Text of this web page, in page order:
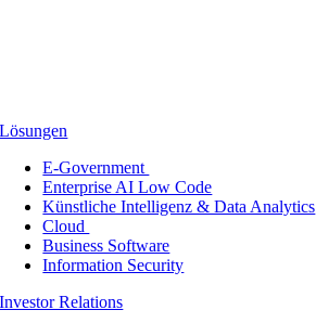
Lösungen
E-Government
Enterprise AI Low Code
Künstliche Intelligenz & Data Analytics
Cloud
Business Software
Information Security
Investor Relations